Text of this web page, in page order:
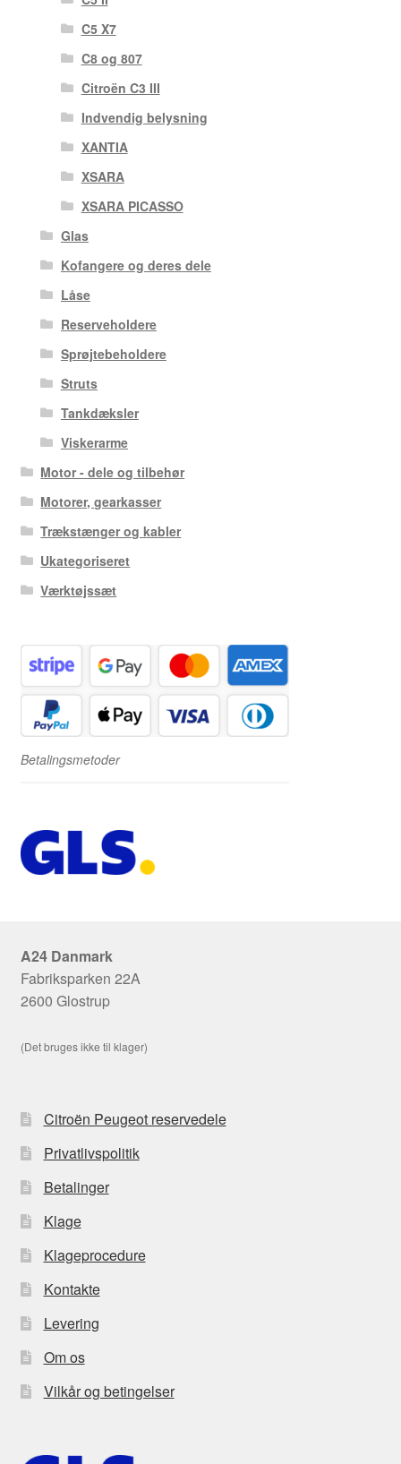
C5 X7
C8 og 807
Citroën C3 III
Indvendig belysning
XANTIA
XSARA
XSARA PICASSO
Glas
Kofangere og deres dele
Låse
Reserveholdere
Sprøjtebeholdere
Struts
Tankdæksler
Viskerarme
Motor - dele og tilbehør
Motorer, gearkasser
Trækstænger og kabler
Ukategoriseret
Værktøjssæt
Betalingsmetoder
A24 Danmark
Fabriksparken 22A
2600 Glostrup
(Det bruges ikke til klager)
Citroën Peugeot reservedele
Privatlivspolitik
Betalinger
Klage
Klageprocedure
Kontakte
Levering
Om os
Vilkår og betingelser